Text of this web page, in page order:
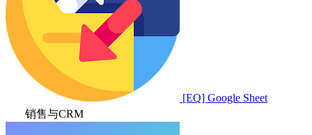
[EQ] Google Sheet
销售与CRM